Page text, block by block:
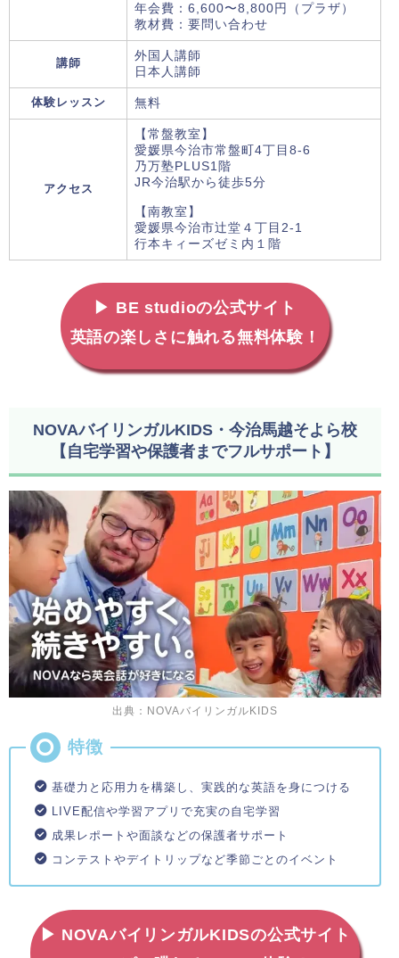
年会費：6,600〜8,800円（プラザ）
教材費：要問い合わせ
講師
外国人講師
日本人講師
体験レッスン 無料
アクセス
【常盤教室】
愛媛県今治市常盤町4丁目8-6
乃万塾PLUS1階
JR今治駅から徒歩5分
【南教室】
愛媛県今治市辻堂４丁目2-1
行本キィーズゼミ内１階
▶ BE studioの公式サイト
英語の楽しさに触れる無料体験！
NOVAバイリンガルKIDS・今治馬越そよら校
【自宅学習や保護者までフルサポート】
出典：NOVAバイリンガルKIDS
基礎力と応用力を構築し、実践的な英語を身につける
LIVE配信や学習アプリで充実の自宅学習
成果レポートや面談などの保護者サポート
コンテストやデイトリップなど季節ごとのイベント
▶ NOVAバイリンガルKIDSの公式サイト